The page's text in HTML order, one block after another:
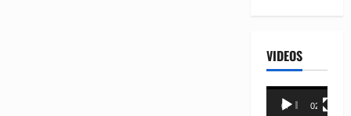
VIDEOS
Reproductor
00:00 02:18